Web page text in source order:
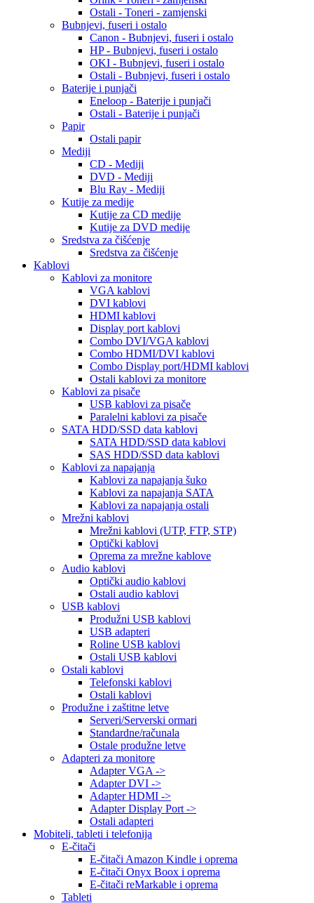
Ostali - Toneri - zamjenski
Bubnjevi, fuseri i ostalo
Canon - Bubnjevi, fuseri i ostalo
HP - Bubnjevi, fuseri i ostalo
OKI - Bubnjevi, fuseri i ostalo
Ostali - Bubnjevi, fuseri i ostalo
Baterije i punjači
Eneloop - Baterije i punjači
Ostali - Baterije i punjači
Papir
Ostali papir
Mediji
CD - Mediji
DVD - Mediji
Blu Ray - Mediji
Kutije za medije
Kutije za CD medije
Kutije za DVD medije
Sredstva za čišćenje
Sredstva za čišćenje
Kablovi
Kablovi za monitore
VGA kablovi
DVI kablovi
HDMI kablovi
Display port kablovi
Combo DVI/VGA kablovi
Combo HDMI/DVI kablovi
Combo Display port/HDMI kablovi
Ostali kablovi za monitore
Kablovi za pisače
USB kablovi za pisače
Paralelni kablovi za pisače
SATA HDD/SSD data kablovi
SATA HDD/SSD data kablovi
SAS HDD/SSD data kablovi
Kablovi za napajanja
Kablovi za napajanja šuko
Kablovi za napajanja SATA
Kablovi za napajanja ostali
Mrežni kablovi
Mrežni kablovi (UTP, FTP, STP)
Optički kablovi
Oprema za mrežne kablove
Audio kablovi
Optički audio kablovi
Ostali audio kablovi
USB kablovi
Produžni USB kablovi
USB adapteri
Roline USB kablovi
Ostali USB kablovi
Ostali kablovi
Telefonski kablovi
Ostali kablovi
Produžne i zaštitne letve
Serveri/Serverski ormari
Standardne/računala
Ostale produžne letve
Adapteri za monitore
Adapter VGA ->
Adapter DVI ->
Adapter HDMI ->
Adapter Display Port ->
Ostali adapteri
Mobiteli, tableti i telefonija
E-čitači
E-čitači Amazon Kindle i oprema
E-čitači Onyx Boox i oprema
E-čitači reMarkable i oprema
Tableti